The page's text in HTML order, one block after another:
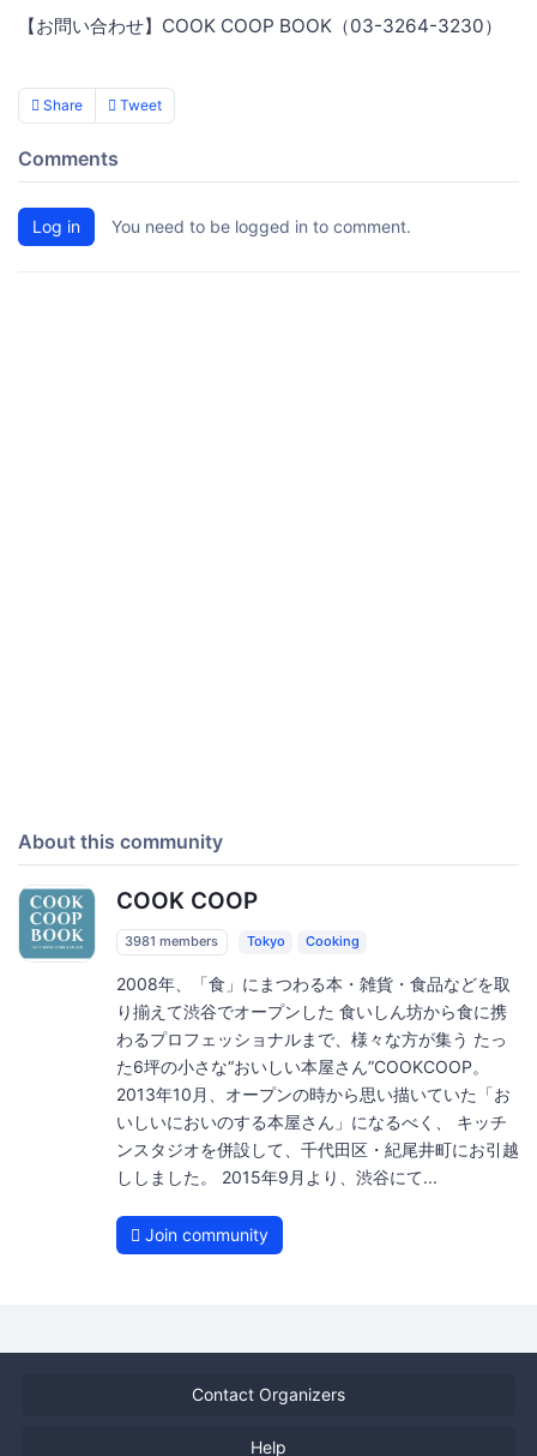
【お問い合わせ】COOK COOP BOOK（03-3264-3230）
Share Tweet
Comments
Log in You need to be logged in to comment.
About this community
COOK COOP
3981 members Tokyo Cooking
2008年、「食」にまつわる本・雑貨・食品などを取
り揃えて渋谷でオープンした 食いしん坊から食に携
わるプロフェッショナルまで、様々な方が集う たっ
た6坪の小さな“おいしい本屋さん”COOKCOOP。
2013年10月、オープンの時から思い描いていた「お
いしいにおいのする本屋さん」になるべく、 キッチ
ンスタジオを併設して、千代田区・紀尾井町にお引越
ししました。 2015年9月より、渋谷にて...
Join community
Contact Organizers
Help